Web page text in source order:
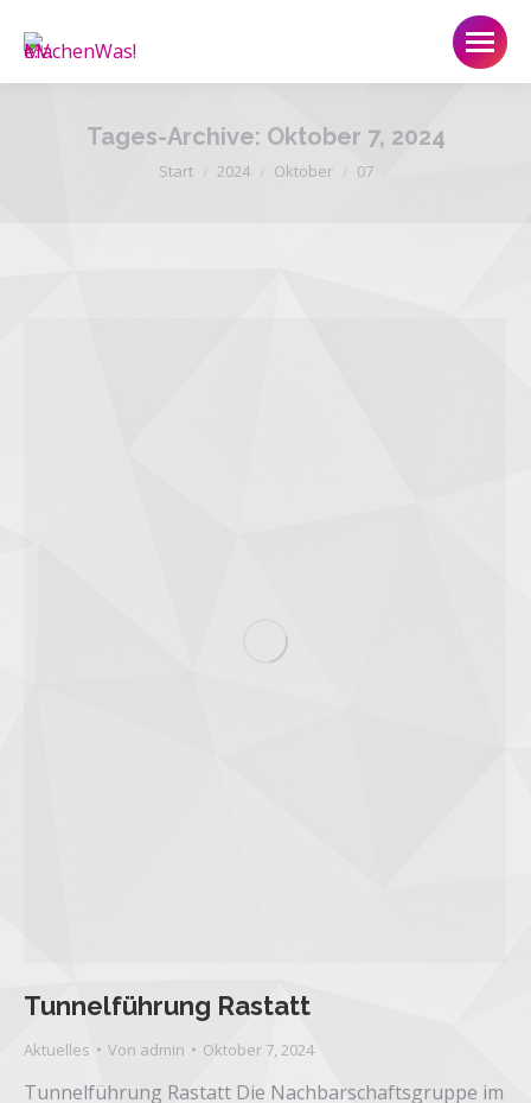
Tages-Archive: Oktober 7, 2024
Sie befinden sich hier:
Start 2024 Oktober 07
Tunnelführung Rastatt
Aktuelles Von admin Oktober 7, 2024
Tunnelführung Rastatt Die Nachbarschaftsgruppe im